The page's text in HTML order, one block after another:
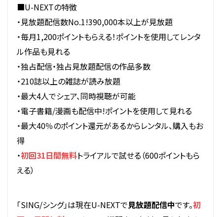
■U-NEXTの特徴
・見放題配信数No.1!390,000本以上が見放題
・毎月1,200ポイントもらえる！ポイントを使用してレンタ
ル作品も見れる
・独占配信・独占見放題配信の作品多数
・210誌以上の雑誌が読み放題
・最大4人でシェア、同時視聴が可能
・電子書籍/漫画も配信中!ポイントを使用して見れる
・最大40％のポイント還元があるからレンタル、購入もお
得
・初回31日間無料トライアルで試せる（600ポイントもら
える）
「SING/シング」は現在U-NEXTで見放題配信中です。初